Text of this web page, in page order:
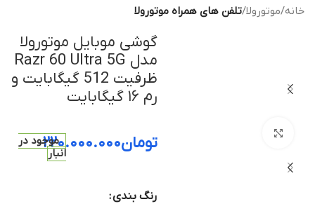
خانه موتورولا تلفن های همراه موتورولا
گوشی موبایل موتورولا
مدل Razr 60 Ultra 5G
ظرفیت 512 گیگابایت و
رم ۱۶ گیگابایت
تومان۲۲۰.۰۰۰.۰۰۰موجود در
انبار
رنگ بندی